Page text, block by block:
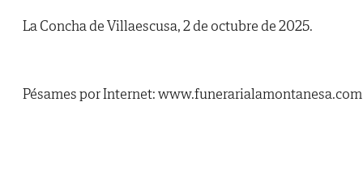
La Concha de Villaescusa, 2 de octubre de 2025.
Pésames por Internet: www.funerarialamontanesa.com